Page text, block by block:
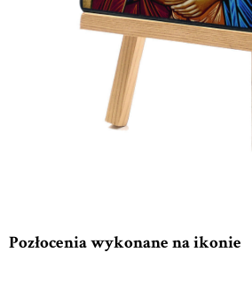
Pozłocenia wykonane na ikonie